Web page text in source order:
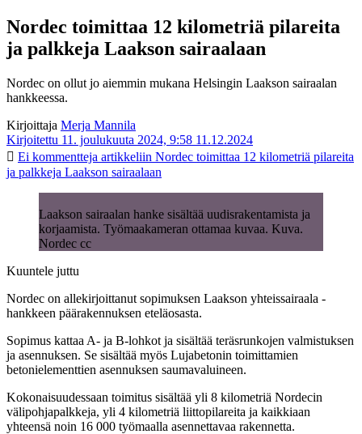
Nordec toimittaa 12 kilometriä pilareita
ja palkkeja Laakson sairaalaan
Nordec on ollut jo aiemmin mukana Helsingin Laakson sairaalan
hankkeessa.
Kirjoittaja Merja Mannila
Kirjoitettu 11. joulukuuta 2024, 9:58 11.12.2024
Ei kommentteja artikkeliin Nordec toimittaa 12 kilometriä pilareita
ja palkkeja Laakson sairaalaan
Laakson sairaalan hanke sisältää uudisrakentamista ja
korjaamista. Työmaakameran ottamaa kuvaa. Kuva.
Nordec cc
Kuuntele juttu
Nordec on allekirjoittanut sopimuksen Laakson yhteissairaala -
hankkeen päärakennuksen eteläosasta.
Sopimus kattaa A- ja B-lohkot ja sisältää teräsrunkojen valmistuksen
ja asennuksen. Se sisältää myös Lujabetonin toimittamien
betonielementtien asennuksen saumavaluineen.
Kokonaisuudessaan toimitus sisältää yli 8 kilometriä Nordecin
välipohjapalkkeja, yli 4 kilometriä liittopilareita ja kaikkiaan
yhteensä noin 16 000 työmaalla asennettavaa rakennetta.